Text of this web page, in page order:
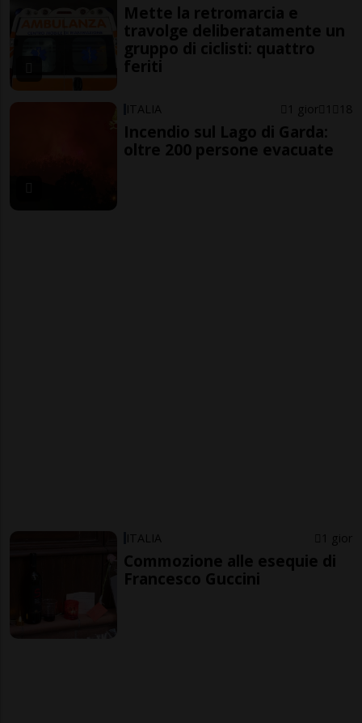
Mette la retromarcia e
travolge deliberatamente un
gruppo di ciclisti: quattro
feriti
ITALIA 1 gior 1 18
Incendio sul Lago di Garda:
oltre 200 persone evacuate
ITALIA 1 gior
Commozione alle esequie di
Francesco Guccini